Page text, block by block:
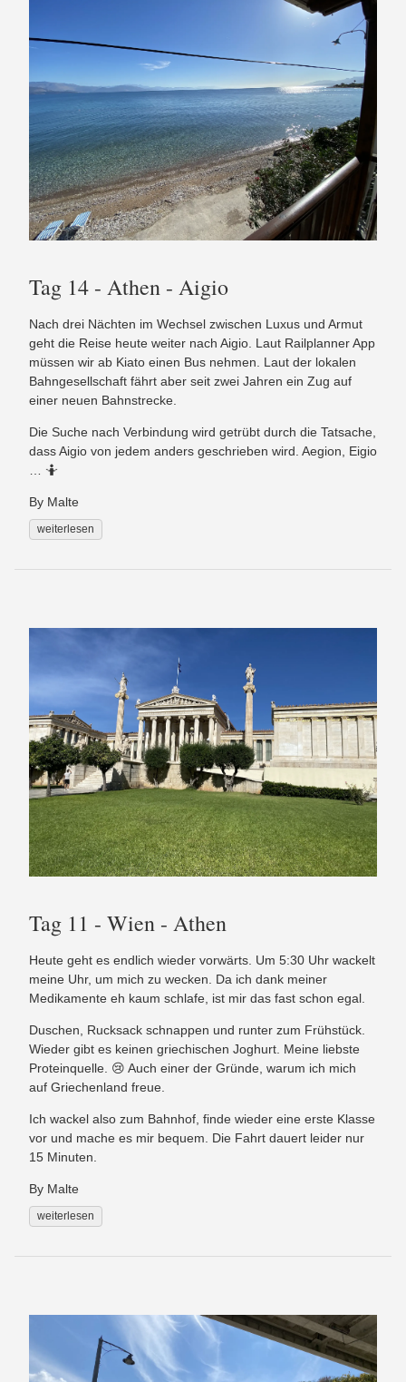
Tag 14 - Athen - Aigio
Nach drei Nächten im Wechsel zwischen Luxus und Armut
geht die Reise heute weiter nach Aigio. Laut Railplanner App
müssen wir ab Kiato einen Bus nehmen. Laut der lokalen
Bahngesellschaft fährt aber seit zwei Jahren ein Zug auf
einer neuen Bahnstrecke.
Die Suche nach Verbindung wird getrübt durch die Tatsache,
dass Aigio von jedem anders geschrieben wird. Aegion, Eigio
… 🤷
By Malte
weiterlesen
Tag 11 - Wien - Athen
Heute geht es endlich wieder vorwärts. Um 5:30 Uhr wackelt
meine Uhr, um mich zu wecken. Da ich dank meiner
Medikamente eh kaum schlafe, ist mir das fast schon egal.
Duschen, Rucksack schnappen und runter zum Frühstück.
Wieder gibt es keinen griechischen Joghurt. Meine liebste
Proteinquelle. 😢 Auch einer der Gründe, warum ich mich
auf Griechenland freue.
Ich wackel also zum Bahnhof, finde wieder eine erste Klasse
vor und mache es mir bequem. Die Fahrt dauert leider nur
15 Minuten.
By Malte
weiterlesen